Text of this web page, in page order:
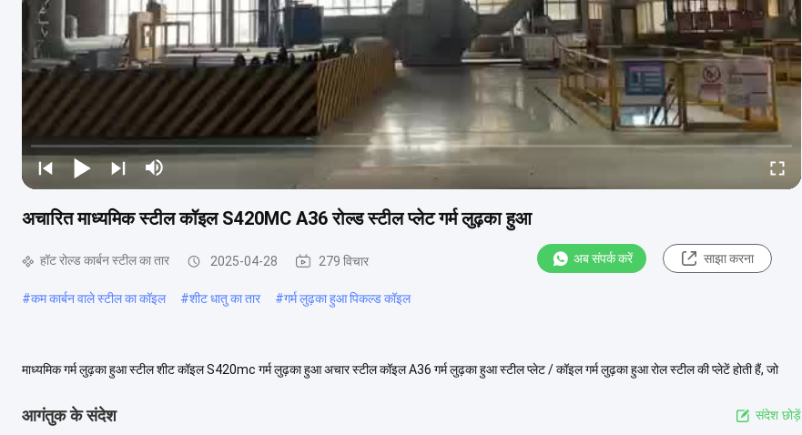
अचारित माध्यमिक स्टील कॉइल S420MC A36 रोल्ड स्टील प्लेट गर्म लुढ़का हुआ
हॉट रोल्ड कार्बन स्टील का तार 2025-04-28 279 विचार अब संपर्क करें साझा करना
#कम कार्बन वाले स्टील का कॉइल #शीट धातु का तार #गर्म लुढ़का हुआ पिकल्ड कॉइल
माध्यमिक गर्म लुढ़का हुआ स्टील शीट कॉइल S420mc गर्म लुढ़का हुआ अचार स्टील कॉइल A36 गर्म लुढ़का हुआ स्टील प्लेट / कॉइल गर्म लुढ़का हुआ रोल स्टील की प्लेटें होती हैं, जो
आगंतुक के संदेश संदेश छोड़ें